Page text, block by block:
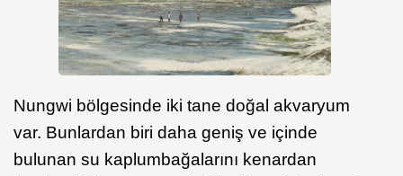
Nungwi bölgesinde iki tane doğal akvaryum
var. Bunlardan biri daha geniş ve içinde
bulunan su kaplumbağalarını kenardan